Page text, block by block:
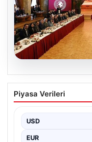
Çerçeve Yasa
Terörle
tutan çerçeve yasa,
Piyasa Verileri
USD
EUR